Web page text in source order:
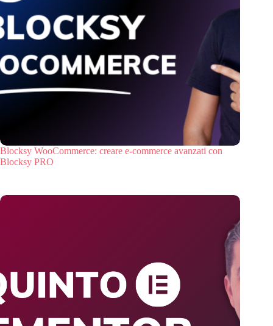
Blocksy WooCommerce: creare e-commerce avanzati con
Blocksy PRO